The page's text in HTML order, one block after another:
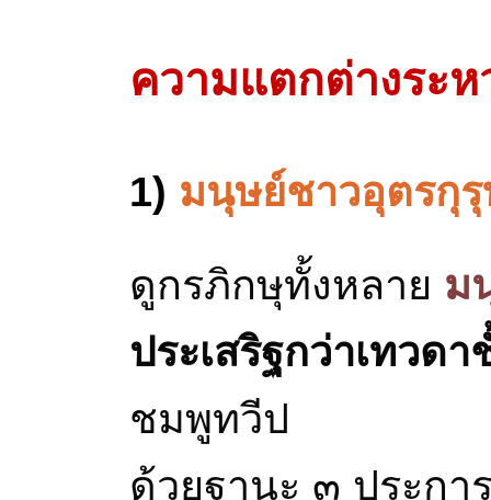
ความแตกต่างระ
1) มนุษย์ชาวอุตรกุ
ดูกรภิกษุทั้งหลาย ม
ประเสริฐกว่าเทวด
ชมพูทวีป
ด้วยฐานะ ๓ ประกา